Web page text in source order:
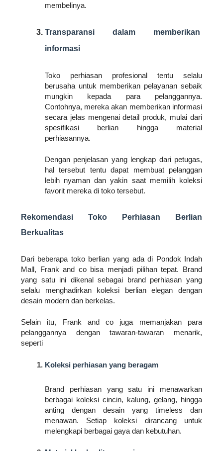
membelinya.
Transparansi dalam memberikan
informasi
Toko perhiasan profesional tentu selalu
berusaha untuk memberikan pelayanan sebaik
mungkin kepada para pelanggannya.
Contohnya, mereka akan memberikan informasi
secara jelas mengenai detail produk, mulai dari
spesifikasi berlian hingga material
perhiasannya.
Dengan penjelasan yang lengkap dari petugas,
hal tersebut tentu dapat membuat pelanggan
lebih nyaman dan yakin saat memilih koleksi
favorit mereka di toko tersebut.
Rekomendasi Toko Perhiasan Berlian
Berkualitas
Dari beberapa toko berlian yang ada di Pondok Indah
Mall, Frank and co bisa menjadi pilihan tepat. Brand
yang satu ini dikenal sebagai brand perhiasan yang
selalu menghadirkan koleksi berlian elegan dengan
desain modern dan berkelas.
Selain itu, Frank and co juga memanjakan para
pelanggannya dengan tawaran-tawaran menarik,
seperti
Koleksi perhiasan yang beragam
Brand perhiasan yang satu ini menawarkan
berbagai koleksi cincin, kalung, gelang, hingga
anting dengan desain yang timeless dan
menawan. Setiap koleksi dirancang untuk
melengkapi berbagai gaya dan kebutuhan.